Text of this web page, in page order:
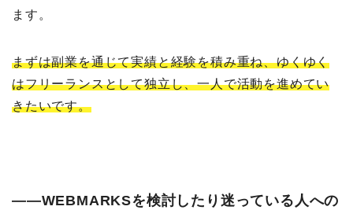
ます。
まずは副業を通じて実績と経験を積み重ね、ゆくゆく
はフリーランスとして独立し、一人で活動を進めてい
きたいです。
――WEBMARKSを検討したり迷っている人への